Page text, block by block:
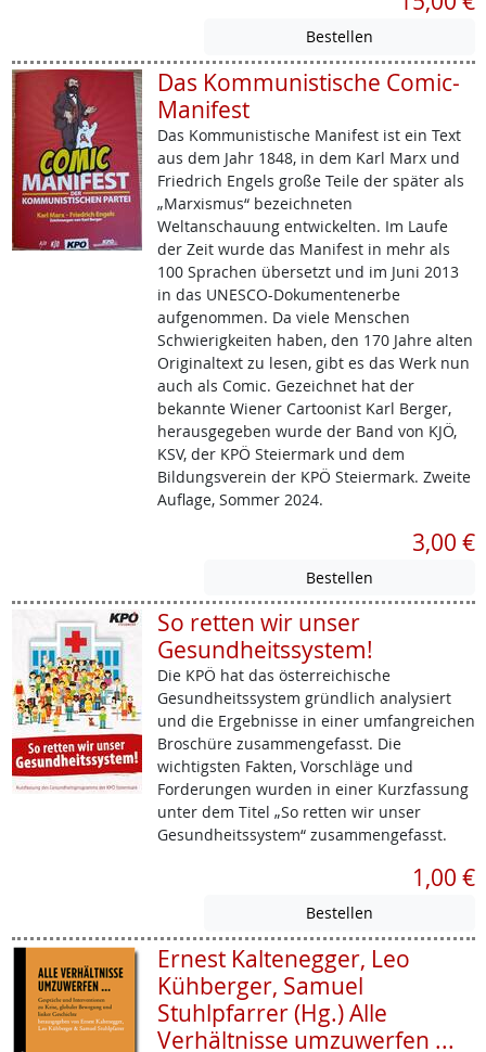
Das Kommunistische Comic-
Manifest
Das Kommunistische Manifest ist ein Text
aus dem Jahr 1848, in dem Karl Marx und
Friedrich Engels große Teile der später als
„Marxismus“ bezeichneten
Weltanschauung entwickelten. Im Laufe
der Zeit wurde das Manifest in mehr als
100 Sprachen übersetzt und im Juni 2013
in das UNESCO-Dokumentenerbe
aufgenommen. Da viele Menschen
Schwierigkeiten haben, den 170 Jahre alten
Originaltext zu lesen, gibt es das Werk nun
auch als Comic. Gezeichnet hat der
bekannte Wiener Cartoonist Karl Berger,
herausgegeben wurde der Band von KJÖ,
KSV, der KPÖ Steiermark und dem
Bildungsverein der KPÖ Steiermark. Zweite
Auflage, Sommer 2024.
3,00 €
So retten wir unser
Gesundheitssystem!
Die KPÖ hat das österreichische
Gesundheitssystem gründlich analysiert
und die Ergebnisse in einer umfangreichen
Broschüre zusammengefasst. Die
wichtigsten Fakten, Vorschläge und
Forderungen wurden in einer Kurzfassung
unter dem Titel „So retten wir unser
Gesundheitssystem“ zusammengefasst.
1,00 €
Ernest Kaltenegger, Leo
Kühberger, Samuel
Stuhlpfarrer (Hg.) Alle
Verhältnisse umzuwerfen ...